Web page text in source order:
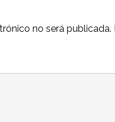
no será publicada.